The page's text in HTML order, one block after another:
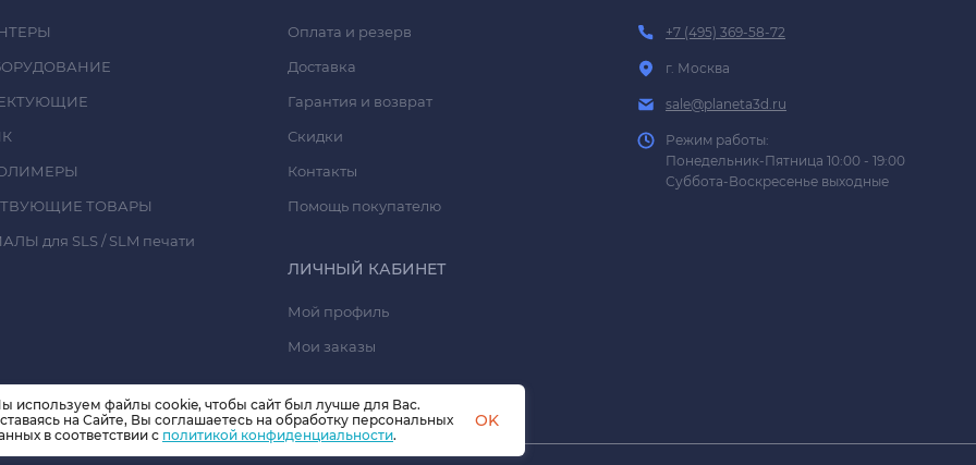
ТОВАРЫ
для SLS / SLM печати
Оплата и резерв
Доставка
Гарантия и возврат
Скидки
Контакты
Помощь покупателю
ЛИЧНЫЙ КАБИНЕТ
Мой профиль
Мои заказы
+7 (495) 369-58-72
г. Москва
sale@planeta3d.ru
Режим работы:
Понедельник-Пятница 10:00 - 19:00
Суббота-Воскресенье выходные
используем файлы cookie, чтобы сайт был лучше для Вас.
на Сайте, Вы соглашаетесь на обработку персональных
в соответствии с политикой конфиденциальности.
OK